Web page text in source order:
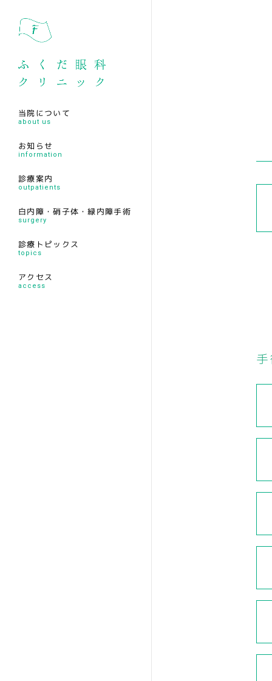
当院について
about us
お知らせ
information
診療案内
outpatients
白内障・硝子体・緑内障手術
surgery
診療トピックス
topics
アクセス
access